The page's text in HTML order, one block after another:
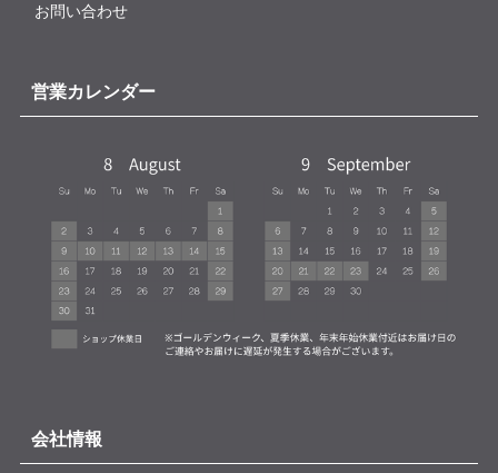
お問い合わせ
営業カレンダー
会社情報